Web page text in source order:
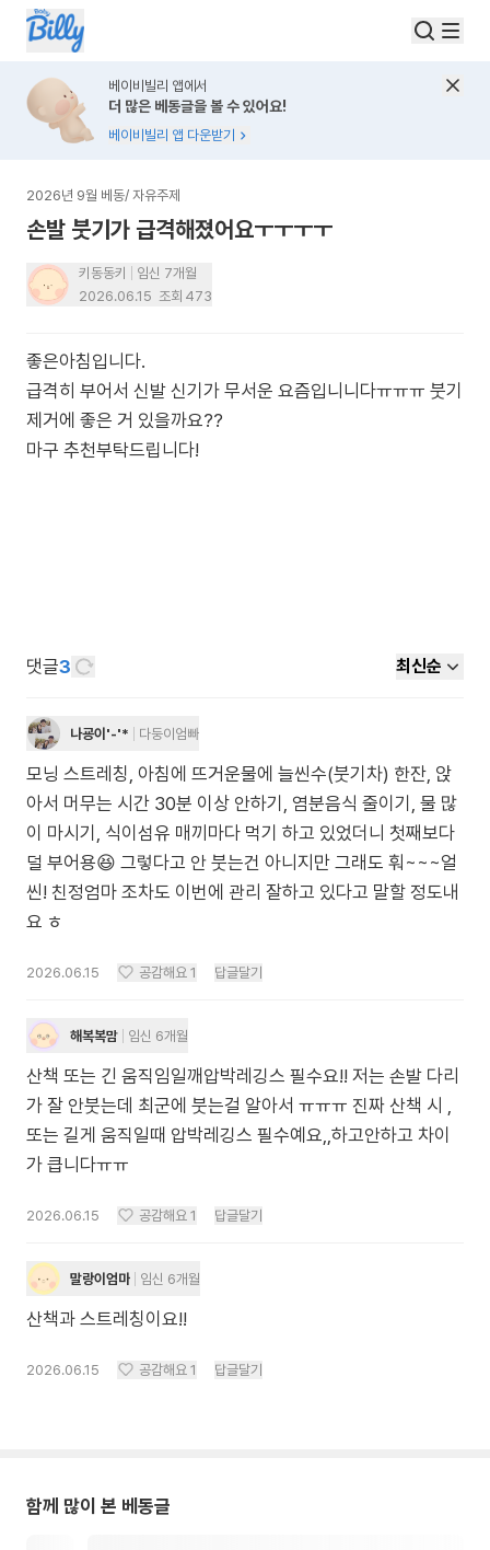
베이비빌리 앱에서
더 많은 베동글을 볼 수 있어요!
베이비빌리 앱 다운받기
2026년 9월 베동/ 자유주제
손발 붓기가 급격해졌어요ㅜㅜㅜㅜ
키동동키
임신 7개월
2026.06.15 조회 473
좋은아침입니다.
급격히 부어서 신발 신기가 무서운 요즘입니니다ㅠㅠㅠ 붓기
제거에 좋은 거 있을까요??
마구 추천부탁드립니다!
댓글3 최신순
나굥이'-'* 다둥이엄빠
모닝 스트레칭, 아침에 뜨거운물에 늘씬수(붓기차) 한잔, 앉
아서 머무는 시간 30분 이상 안하기, 염분음식 줄이기, 물 많
이 마시기, 식이섬유 매끼마다 먹기 하고 있었더니 첫째보다
덜 부어용😆 그렇다고 안 붓는건 아니지만 그래도 훠~~~얼
씬! 친정엄마 조차도 이번에 관리 잘하고 있다고 말할 정도내
요 ㅎ
2026.06.15 공감해요 1 답글달기
해복복맘 임신 6개월
산책 또는 긴 움직임일깨압박레깅스 필수요!! 저는 손발 다리
가 잘 안붓는데 최군에 붓는걸 알아서 ㅠㅠㅠ 진짜 산책 시 ,
또는 길게 움직일때 압박레깅스 필수예요,,하고안하고 차이
가 큽니다ㅠㅠ
2026.06.15 공감해요 1 답글달기
말랑이엄마 임신 6개월
산책과 스트레칭이요!!
2026.06.15 공감해요 1 답글달기
함께 많이 본 베동글